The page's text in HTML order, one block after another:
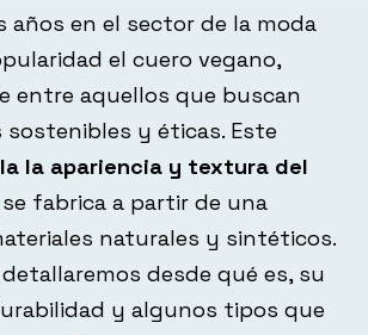
años en el sector de la moda
el cuero vegano,
entre aquellos que buscan
sostenibles y éticas. Este
la apariencia y textura del
se fabrica a partir de una
naturales y sintéticos.
desde qué es, su
y algunos tipos que